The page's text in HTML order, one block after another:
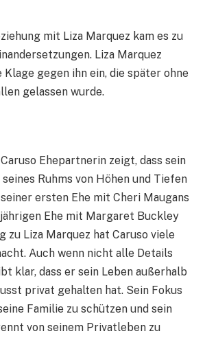
mit Liza Marquez kam es zu
Liza Marquez
gegen ihn ein, die später ohne
gelassen wurde.
Caruso Ehepartnerin zeigt, dass sein
Ruhms von Höhen und Tiefen
ersten Ehe mit Cheri Maugans
Ehe mit Margaret Buckley
zu Liza Marquez hat Caruso viele
Auch wenn nicht alle Details
klar, dass er sein Leben außerhalb
privat gehalten hat. Sein Fokus
Familie zu schützen und sein
von seinem Privatleben zu